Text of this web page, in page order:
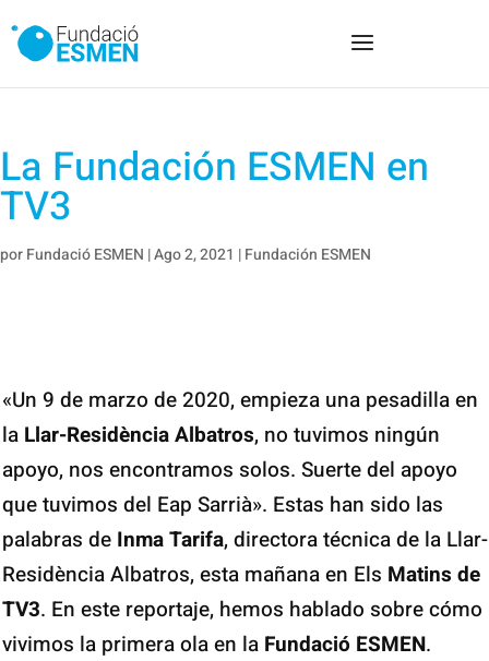
La Fundación ESMEN en
TV3
porFundació ESMEN |Ago 2, 2021 |Fundación ESMEN
«Un 9 de marzo de 2020, empieza una pesadilla en
la Llar-Residència Albatros, no tuvimos ningún
apoyo, nos encontramos solos. Suerte del apoyo
que tuvimos del Eap Sarrià». Estas han sido las
palabras de Inma Tarifa, directora técnica de la Llar-
Residència Albatros, esta mañana en Els Matins de
TV3. En este reportaje, hemos hablado sobre cómo
vivimos la primera ola en la Fundació ESMEN.